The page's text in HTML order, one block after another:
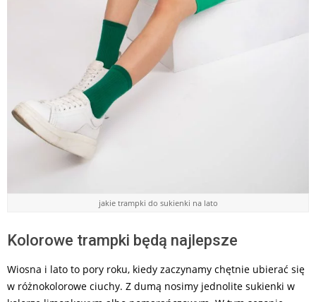
jakie trampki do sukienki na lato
Kolorowe trampki będą najlepsze
Wiosna i lato to pory roku, kiedy zaczynamy chętnie ubierać się
w różnokolorowe ciuchy. Z dumą nosimy jednolite sukienki w